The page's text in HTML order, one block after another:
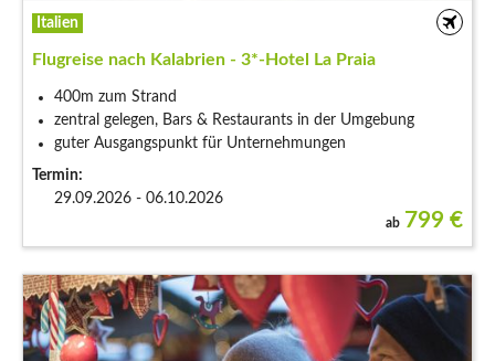
Italien
Flugreise nach Kalabrien - 3*-Hotel La Praia
400m zum Strand
zentral gelegen, Bars & Restaurants in der Umgebung
guter Ausgangspunkt für Unternehmungen
Termin:
29.09.2026 - 06.10.2026
ab 799 €